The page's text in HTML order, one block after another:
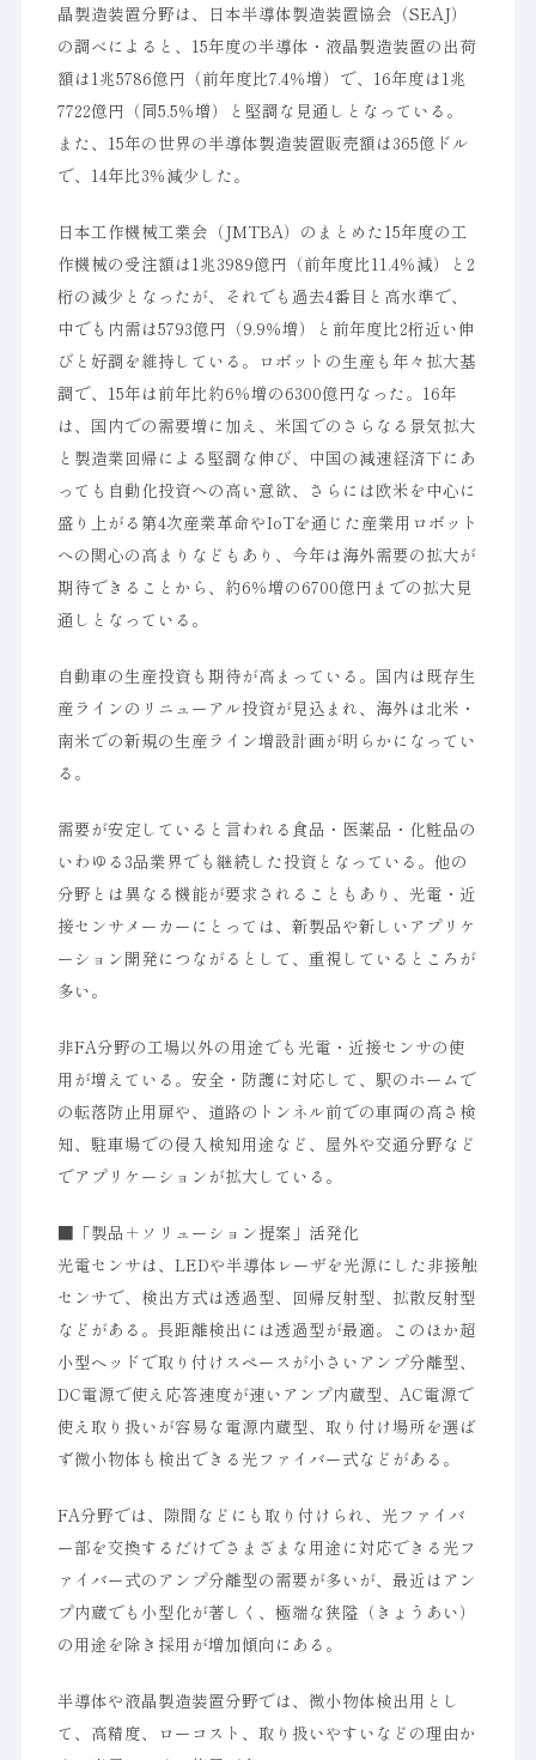
晶製造装置分野は、日本半導体製造装置協会（SEAJ）
の調べによると、15年度の半導体・液晶製造装置の出荷
額は1兆5786億円（前年度比7.4％増）で、16年度は1兆
7722億円（同5.5％増）と堅調な見通しとなっている。
また、15年の世界の半導体製造装置販売額は365億ドル
で、14年比3％減少した。
日本工作機械工業会（JMTBA）のまとめた15年度の工
作機械の受注額は1兆3989億円（前年度比11.4％減）と2
桁の減少となったが、それでも過去4番目と高水準で、
中でも内需は5793億円（9.9％増）と前年度比2桁近い伸
びと好調を維持している。ロボットの生産も年々拡大基
調で、15年は前年比約6％増の6300億円なった。16年
は、国内での需要増に加え、米国でのさらなる景気拡大
と製造業回帰による堅調な伸び、中国の減速経済下にあ
っても自動化投資への高い意欲、さらには欧米を中心に
盛り上がる第4次産業革命やIoTを通じた産業用ロボット
への関心の高まりなどもあり、今年は海外需要の拡大が
期待できることから、約6％増の6700億円までの拡大見
通しとなっている。
自動車の生産投資も期待が高まっている。国内は既存生
産ラインのリニューアル投資が見込まれ、海外は北米・
南米での新規の生産ライン増設計画が明らかになってい
る。
需要が安定していると言われる食品・医薬品・化粧品の
いわゆる3品業界でも継続した投資となっている。他の
分野とは異なる機能が要求されることもあり、光電・近
接センサメーカーにとっては、新製品や新しいアプリケ
ーション開発につながるとして、重視しているところが
多い。
非FA分野の工場以外の用途でも光電・近接センサの使
用が増えている。安全・防護に対応して、駅のホームで
の転落防止用扉や、道路のトンネル前での車両の高さ検
知、駐車場での侵入検知用途など、屋外や交通分野など
でアプリケーションが拡大している。
■「製品＋ソリューション提案」活発化
光電センサは、LEDや半導体レーザを光源にした非接触
センサで、検出方式は透過型、回帰反射型、拡散反射型
などがある。長距離検出には透過型が最適。このほか超
小型ヘッドで取り付けスペースが小さいアンプ分離型、
DC電源で使え応答速度が速いアンプ内蔵型、AC電源で
使え取り扱いが容易な電源内蔵型、取り付け場所を選ば
ず微小物体も検出できる光ファイバー式などがある。
FA分野では、隙間などにも取り付けられ、光ファイバ
ー部を交換するだけでさまざまな用途に対応できる光フ
ァイバー式のアンプ分離型の需要が多いが、最近はアン
プ内蔵でも小型化が著しく、極端な狭隘（きょうあい）
の用途を除き採用が増加傾向にある。
半導体や液晶製造装置分野では、微小物体検出用とし
て、高精度、ローコスト、取り扱いやすいなどの理由か